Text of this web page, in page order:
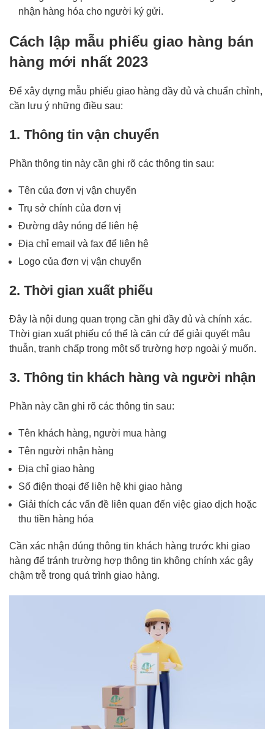
nhận hàng hóa cho người ký gửi.
Cách lập mẫu phiếu giao hàng bán
hàng mới nhất 2023
Để xây dựng mẫu phiếu giao hàng đầy đủ và chuẩn chỉnh,
cần lưu ý những điều sau:
1. Thông tin vận chuyển
Phần thông tin này cần ghi rõ các thông tin sau:
Tên của đơn vị vận chuyển
Trụ sở chính của đơn vị
Đường dây nóng để liên hệ
Địa chỉ email và fax để liên hệ
Logo của đơn vị vận chuyển
2. Thời gian xuất phiếu
Đây là nội dung quan trọng cần ghi đầy đủ và chính xác.
Thời gian xuất phiếu có thể là căn cứ để giải quyết mâu
thuẫn, tranh chấp trong một số trường hợp ngoài ý muốn.
3. Thông tin khách hàng và người nhận
Phần này cần ghi rõ các thông tin sau:
Tên khách hàng, người mua hàng
Tên người nhận hàng
Địa chỉ giao hàng
Số điện thoại để liên hệ khi giao hàng
Giải thích các vấn đề liên quan đến việc giao dịch hoặc
thu tiền hàng hóa
Cần xác nhận đúng thông tin khách hàng trước khi giao
hàng để tránh trường hợp thông tin không chính xác gây
chậm trễ trong quá trình giao hàng.